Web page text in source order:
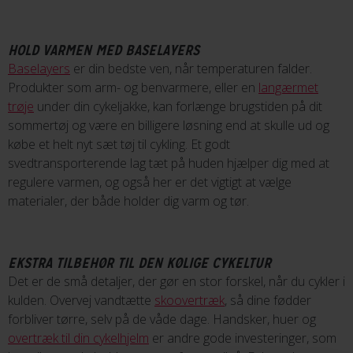
HOLD VARMEN MED BASELAYERS
Baselayers er din bedste ven, når temperaturen falder.
Produkter som arm- og benvarmere, eller en langærmet
trøje under din cykeljakke, kan forlænge brugstiden på dit
sommertøj og være en billigere løsning end at skulle ud og
købe et helt nyt sæt tøj til cykling. Et godt
svedtransporterende lag tæt på huden hjælper dig med at
regulere varmen, og også her er det vigtigt at vælge
materialer, der både holder dig varm og tør.
EKSTRA TILBEHØR TIL DEN KØLIGE CYKELTUR
Det er de små detaljer, der gør en stor forskel, når du cykler i
kulden. Overvej vandtætte skoovertræk, så dine fødder
forbliver tørre, selv på de våde dage. Handsker, huer og
overtræk til din cykelhjelm er andre gode investeringer, som